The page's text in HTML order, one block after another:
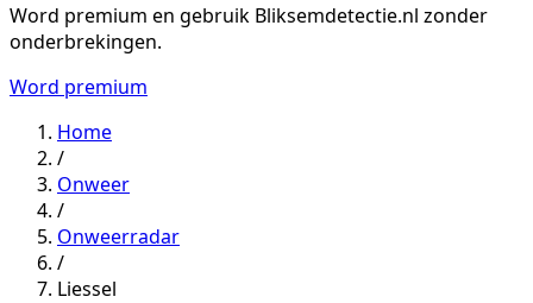
Word premium en gebruik Bliksemdetectie.nl zonder
onderbrekingen.
Word premium
Home
/
Onweer
/
Onweerradar
/
Liessel